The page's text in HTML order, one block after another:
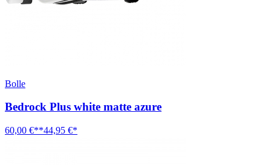
Bolle
Bedrock Plus white matte azure
60,00 €**44,95 €*